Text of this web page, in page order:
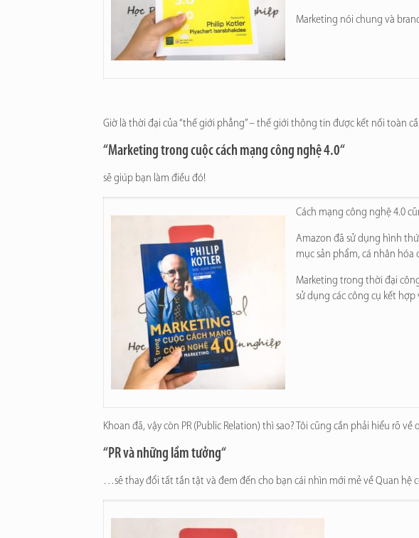
Marketing nói chung và
Giờ là thời đại của “thế giới phẳng” – thế giới thông tin được kết nối toàn
“Marketing trong cuộc cách mạng công nghệ 4.0“
sẽ giúp bạn làm điều đó!
Cách mạng công nghệ 4.0
Amazon đã sử dụng hình
mục sản phẩm, cá nhân hóa
Marketing trong thời đại
sử dụng các công cụ kết
Khoan đã, vậy còn PR (Public Relation) thì sao? Tôi cũng cần phải hiểu rõ
“PR và những lầm tưởng“
…sẽ thay đổi tất tần tật và đem đến cho bạn cái nhìn mới mẻ về Quan hệ